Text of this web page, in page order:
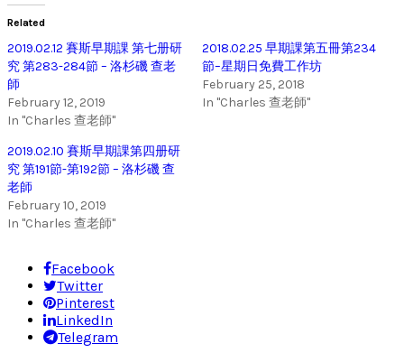
Related
2019.02.12 賽斯早期課 第七册研
究 第283-284節 – 洛杉磯 查老
師
February 12, 2019
In "Charles 查老師"
2018.02.25 早期課第五冊第234
節–星期日免費工作坊
February 25, 2018
In "Charles 查老師"
2019.02.10 賽斯早期課第四册研
究 第191節-第192節 – 洛杉磯 查
老師
February 10, 2019
In "Charles 查老師"
Facebook
Twitter
Pinterest
LinkedIn
Telegram